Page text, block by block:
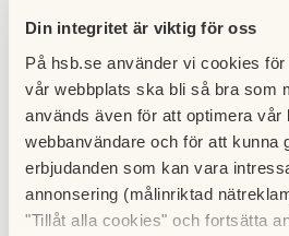
Din integritet är viktig för oss
På hsb.se använder vi cookies
vår webbplats ska bli så bra som
används även för att optimera vår
webbanvändare och för att kunna
erbjudanden som kan vara
annonsering (målinriktad
"Tillåt alla cookies" och fortsätta
att aktivt delta i föreningsstämman.
Lägenhetens skötsel
I lägenheten ansvarar du själv för
för radiatorer och ventilation samt
och avlopp. Förändringar av
kräver styrelsens godkännande. I